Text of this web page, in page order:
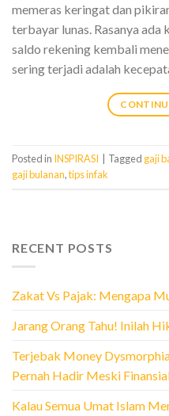
memeras keringat dan
terbayar lunas. Rasanya ada
saldo rekening kembali
sering terjadi adalah
Posted in INSPIRASI Tagged gaji
gaji bulanan,tips infak
RECENT POSTS
Zakat Vs Pajak: Mengapa
Jarang Orang Tahu! Inilah
Terjebak Money
Pernah Hadir Meski
Kalau Semua Umat Islam